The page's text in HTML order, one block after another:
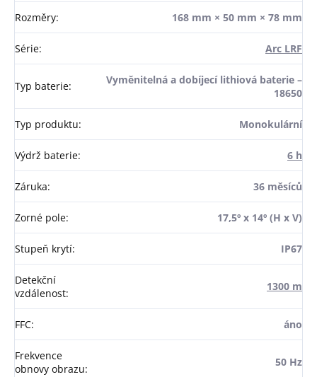
Rozměry: 168 mm × 50 mm × 78 mm
Série: Arc LRF
Typ baterie:
Vyměnitelná a dobíjecí lithiová baterie –
18650
Typ produktu: Monokulární
Výdrž baterie: 6 h
Záruka: 36 měsíců
Zorné pole: 17,5º x 14º (H x V)
Stupeň krytí: IP67
Detekční
vzdálenost:
1300 m
FFC: áno
Frekvence
obnovy obrazu:
50 Hz